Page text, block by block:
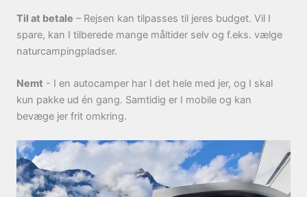
Til at betale – Rejsen kan tilpasses til jeres budget. Vil I
spare, kan I tilberede mange måltider selv og f.eks. vælge
naturcampingpladser.
Nemt - I en autocamper har I det hele med jer, og I skal
kun pakke ud én gang. Samtidig er I mobile og kan
bevæge jer frit omkring.